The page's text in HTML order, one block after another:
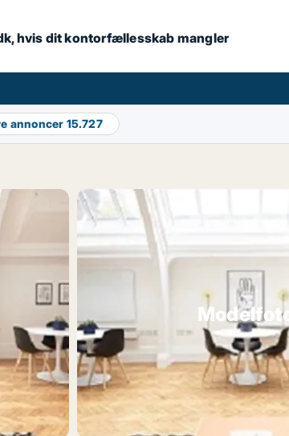
hvis dit kontorfællesskab mangler
annoncer 15.727
Modelfoto